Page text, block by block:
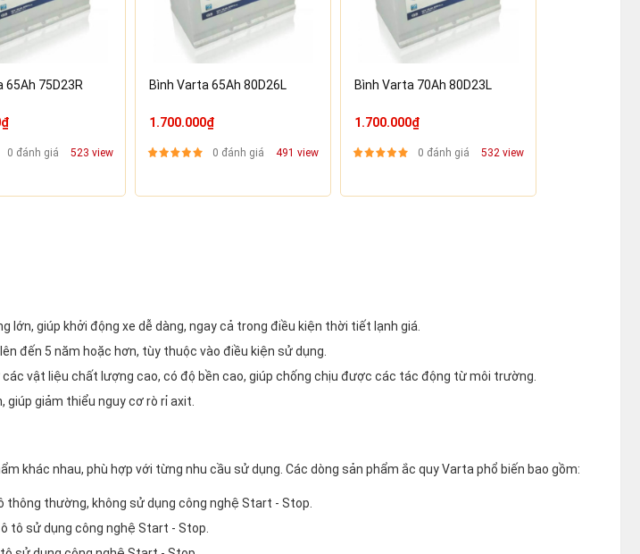
65Ah 75D23R
0 đánh giá 523 view
Bình Varta 65Ah 80D26L
1.700.000₫
0 đánh giá 491 view
Bình Varta 70Ah 80D23L
1.700.000₫
0 đánh giá 532 view
lớn, giúp khởi động xe dễ dàng, ngay cả trong điều kiện thời tiết lạnh giá.
đến 5 năm hoặc hơn, tùy thuộc vào điều kiện sử dụng.
vật liệu chất lượng cao, có độ bền cao, giúp chống chịu được các tác động từ môi trường.
giảm thiểu nguy cơ rò rỉ axit.
khác nhau, phù hợp với từng nhu cầu sử dụng. Các dòng sản phẩm ắc quy Varta phổ biến bao gồm:
thông thường, không sử dụng công nghệ Start - Stop.
tô sử dụng công nghệ Start - Stop.